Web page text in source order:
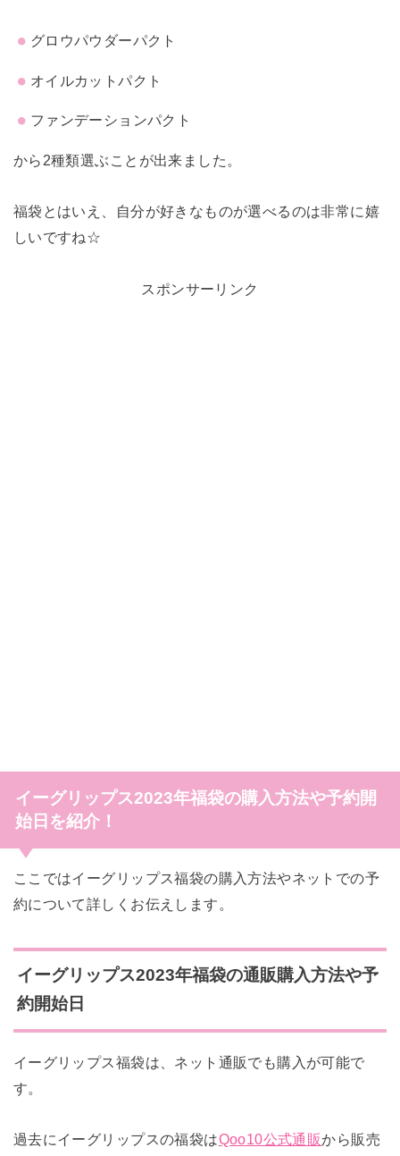
グロウパウダーパクト
オイルカットパクト
ファンデーションパクト
から2種類選ぶことが出来ました。
福袋とはいえ、自分が好きなものが選べるのは非常に嬉
しいですね☆
スポンサーリンク
イーグリップス2023年福袋の購入方法や予約開
始日を紹介！
ここではイーグリップス福袋の購入方法やネットでの予
約について詳しくお伝えします。
イーグリップス2023年福袋の通販購入方法や予
約開始日
イーグリップス福袋は、ネット通販でも購入が可能で
す。
過去にイーグリップスの福袋はQoo10公式通販から販売